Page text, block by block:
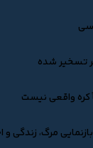
تسخیر شده
کره واقعی نیست
مرگ، زندگی و